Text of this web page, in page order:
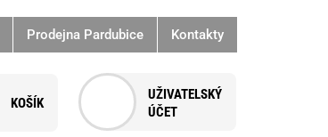
Prodejna Pardubice Kontakty